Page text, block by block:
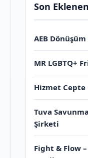
Son
AEB Dönüşüm
MR LGBTQ+
Hizmet Cepte
Tuva
Şirketi
Fight & Flow